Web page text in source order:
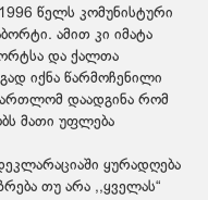
წელს კომუნისტური
ამით კი იმატა
და ქალთა
იქნა წარმოჩენილი
დაადგინა რომ
მათი უფლება
ყურადღება
თუ არა ,,ყველას“